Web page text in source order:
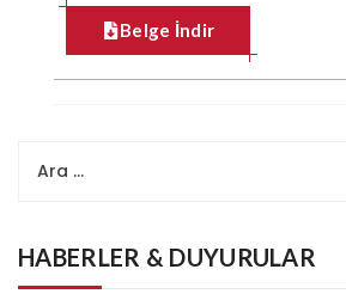
Belge İndir
HABERLER & DUYURULAR